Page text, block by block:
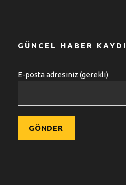
GÜNCEL HABER KAYDI
E-posta adresiniz (gerekli)